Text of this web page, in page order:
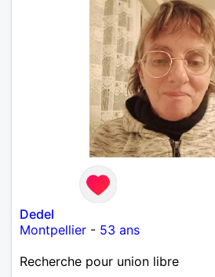
Dedel
Montpellier - 53 ans
Recherche pour union libre